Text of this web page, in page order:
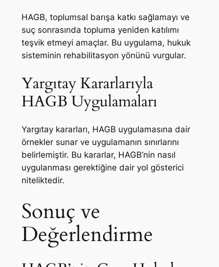
HAGB, toplumsal barışa katkı sağlamayı ve
suç sonrasında topluma yeniden katılımı
teşvik etmeyi amaçlar. Bu uygulama, hukuk
sisteminin rehabilitasyon yönünü vurgular.
Yargıtay Kararlarıyla
HAGB Uygulamaları
Yargıtay kararları, HAGB uygulamasına dair
örnekler sunar ve uygulamanın sınırlarını
belirlemiştir. Bu kararlar, HAGB’nin nasıl
uygulanması gerektiğine dair yol gösterici
niteliktedir.
Sonuç ve
Değerlendirme